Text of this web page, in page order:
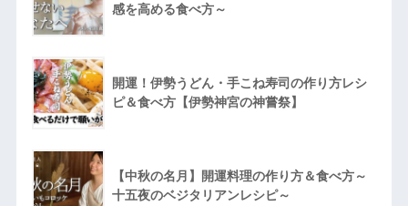
感を高める食べ方～
開運！伊勢うどん・手こね寿司の作り方レシ
ピ＆食べ方【伊勢神宮の神嘗祭】
【中秋の名月】開運料理の作り方＆食べ方～
十五夜のベジタリアンレシピ～